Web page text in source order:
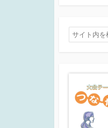
検
索